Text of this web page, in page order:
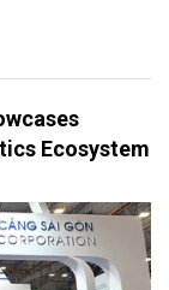
Ecosystem